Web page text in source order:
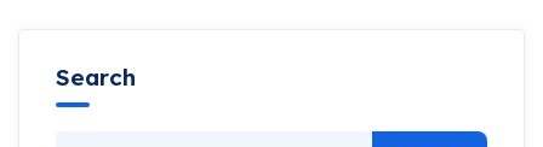
Search